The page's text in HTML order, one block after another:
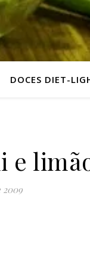
DOCES DIET-
e
2009